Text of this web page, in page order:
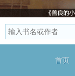
首页